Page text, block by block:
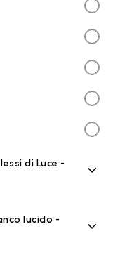
di Luce -
lucido -